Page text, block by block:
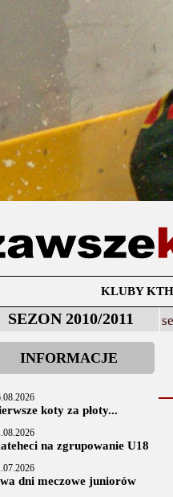
KLUBY KTH
SEZON 2010/2011
INFORMACJE
koty za płoty...
na zgrupowanie U18
dni meczowe juniorów